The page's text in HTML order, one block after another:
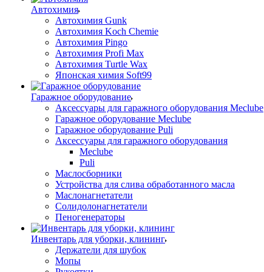
Автохимия
Автохимия Gunk
Автохимия Koch Chemie
Автохимия Pingo
Автохимия Profi Max
Автохимия Turtle Wax
Японская химия Soft99
Гаражное оборудование
Аксессуары для гаражного оборудования Meclube
Гаражное оборудование Meclube
Гаражное оборудование Puli
Аксессуары для гаражного оборудования
Meclube
Puli
Маслосборники
Устройства для слива обработанного масла
Маслонагнетатели
Солидолонагнетатели
Пеногенераторы
Инвентарь для уборки, клининг
Держатели для шубок
Мопы